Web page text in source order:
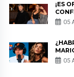
¡ES
PUDO
05
05